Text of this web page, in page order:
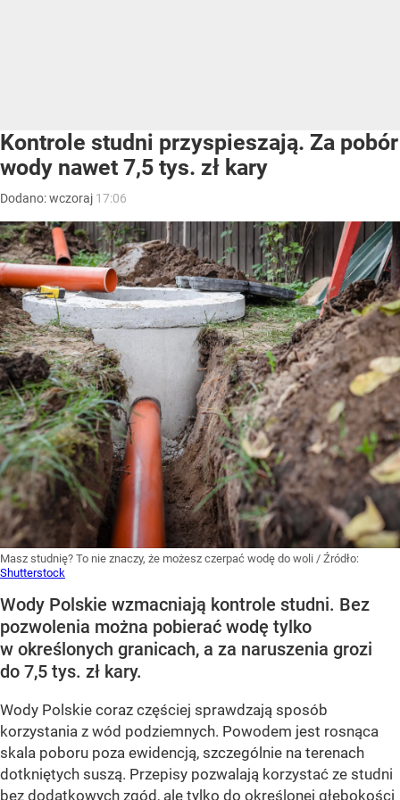
Kontrole studni przyspieszają. Za pobór
wody nawet 7,5 tys. zł kary
Dodano:wczoraj 17:06
Masz studnię? To nie znaczy, że możesz czerpać wodę do woli / Źródło:
Shutterstock
Wody Polskie wzmacniają kontrole studni. Bez
pozwolenia można pobierać wodę tylko
w określonych granicach, a za naruszenia grozi
do 7,5 tys. zł kary.
Wody Polskie coraz częściej sprawdzają sposób
korzystania z wód podziemnych. Powodem jest rosnąca
skala poboru poza ewidencją, szczególnie na terenach
dotkniętych suszą. Przepisy pozwalają korzystać ze studni
bez dodatkowych zgód, ale tylko do określonej głębokości